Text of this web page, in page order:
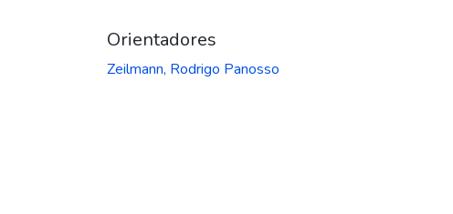
Orientadores
Zeilmann, Rodrigo Panosso